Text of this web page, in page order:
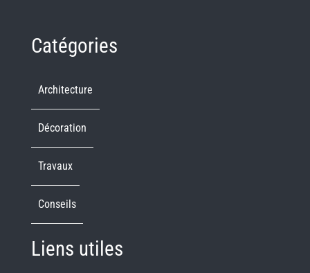
Catégories
Architecture
Décoration
Travaux
Conseils
Liens utiles